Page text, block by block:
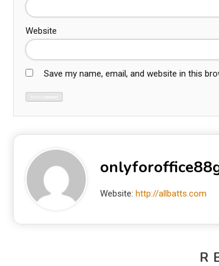
Website
Save my name, email, and website in this
Website: http://allbatts.com